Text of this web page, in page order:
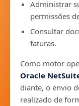
Administrar
permissões
Consultar
faturas.
Como motor
Oracle
diante, o envio
realizado de